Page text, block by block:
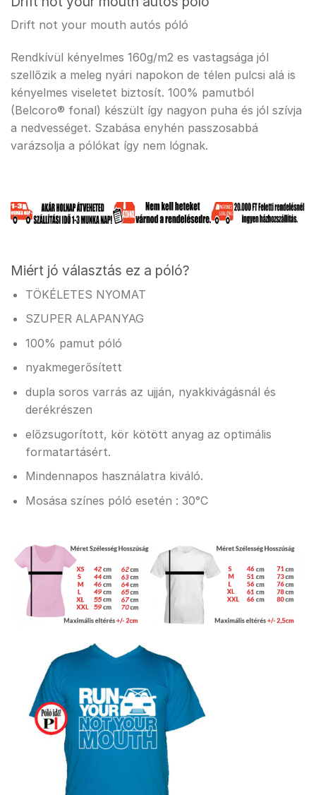
Drift not your mouth autós póló
Rendkívül kényelmes 160g/m2 es vastagsága jól
szellőzik a meleg nyári napokon de télen pulcsi alá is
kényelmes viseletet biztosít. 100% pamutból
(Belcoro® fonal) készült így nagyon puha és jól szívja
a nedvességet. Szabása enyhén passzosabbá
varázsolja a pólókat így nem lógnak.
Miért jó választás ez a póló?
TÖKÉLETES NYOMAT
SZUPER ALAPANYAG
100% pamut póló
nyakmegerősített
dupla soros varrás az ujján, nyakkivágásnál és
derékrészen
előzsugorított, kör kötött anyag az optimális
formatartásért.
Mindennapos használatra kiváló.
Mosása színes póló esetén : 30°C